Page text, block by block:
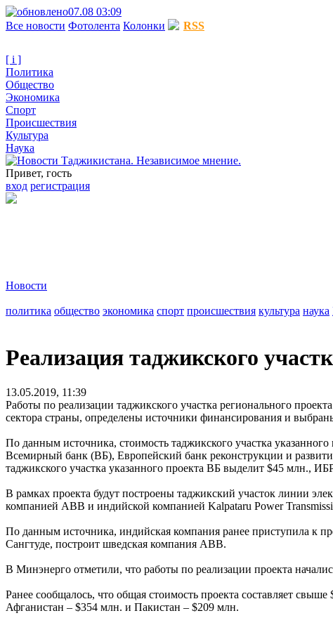
07.08 03:09
Все новости Фотолента Колонки RSS
[ i ]
Политика
Общество
Экономика
Спорт
Происшествия
Культура
Наука
Привет, гость
вход регистрация
Новости
политика общество экономика спорт происшествия культура наука
Реализация таджикского
13.05.2019, 11:39
Работы по реализации таджикского участка регионального
сектора страны, определены источники финансирования и
По данным источника, стоимость таджикского участка
Всемирный банк (ВБ), Европейский банк реконструкции и
таджикского участка указанного проекта ВБ выделит $45 млн.,
В рамках проекта будут построены таджикский участок линии
компанией АВВ и индийской компанией Kalpataru Power
По данным источника, индийская компания ранее приступила к
Сангтуде, построит шведская компания АВВ.
В Минэнерго отметили, что работы по реализации проекта
Ранее сообщалось, что общая стоимость проекта составляет
Афганистан – $354 млн. и Пакистан – $209 млн.